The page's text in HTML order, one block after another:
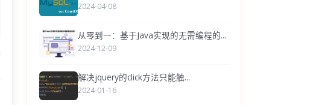
2024-04-08
从零到一：基于Java实现的无需编程的...
2024-12-09
解决jquery的click方法只能触...
2024-01-16